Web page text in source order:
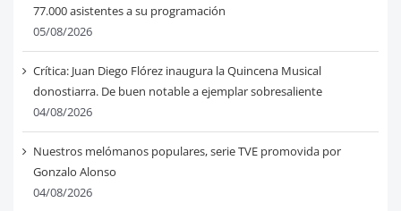
77.000 asistentes a su programación
05/08/2026
Crítica: Juan Diego Flórez inaugura la Quincena Musical
donostiarra. De buen notable a ejemplar sobresaliente
04/08/2026
Nuestros melómanos populares, serie TVE promovida por
Gonzalo Alonso
04/08/2026